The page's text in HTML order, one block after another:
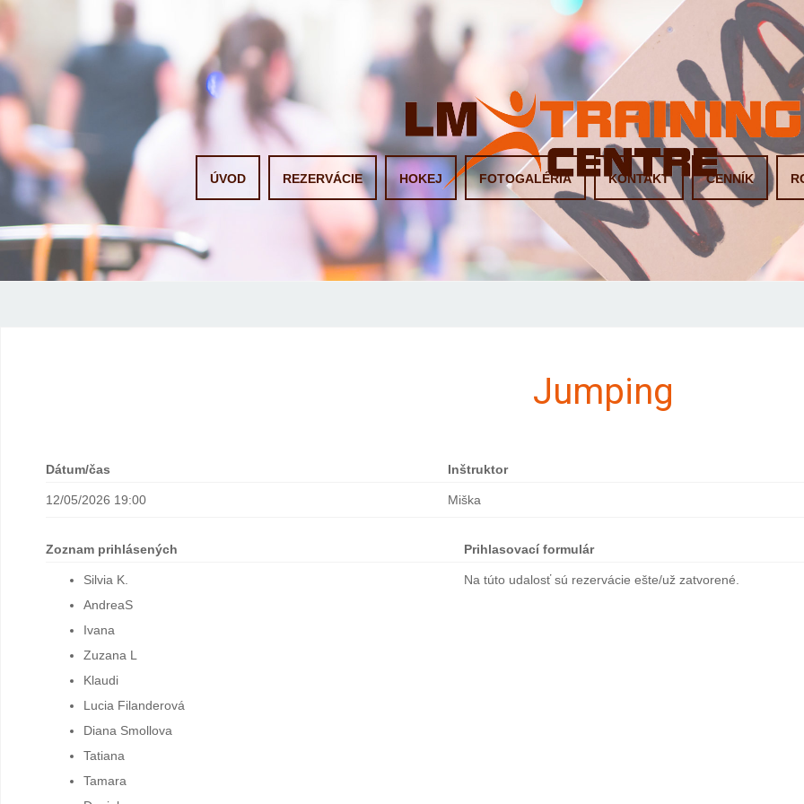
Skip to content
ÚVOD
REZERVÁCIE HOKEJ FOTOGALÉRIA KONTAKT CENNÍK
Jumping
Dátum/čas Inštruktor
12/05/2026 19:00 Miška
Zoznam prihlásených Prihlasovací formulár
Silvia K.
AndreaS
Ivana
Zuzana L
Klaudi
Lucia Filanderová
Diana Smollova
Tatiana
Tamara
Na túto udalosť sú rezervácie ešte/už zatvorené.